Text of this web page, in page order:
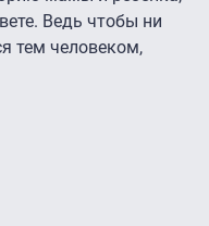
Ведь чтобы ни
тем человеком,